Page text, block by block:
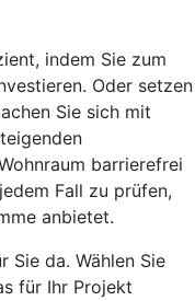
indem Sie zum
Oder setzen
Sie sich mit
barrierefrei
Fall zu prüfen,
anbietet.
Sie da. Wählen Sie
für Ihr Projekt